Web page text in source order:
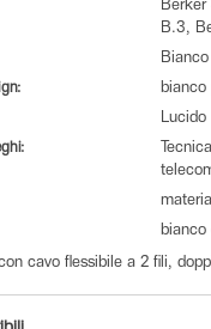
Berker
B.3,
bianco
Lucido
bianco
cavo flessibile a 2 fili,